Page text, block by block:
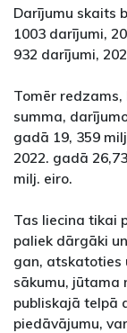
Darījumu skaits
1003 darījumi,
932 darījumi,
Tomēr
summa,
gadā 19, 359
2022. gadā
milj. eiro.
Tas liecina tikai
paliek dārgāki
gan, atskatoties
sākumu, jūtama
publiskajā telpā
piedāvājumu,